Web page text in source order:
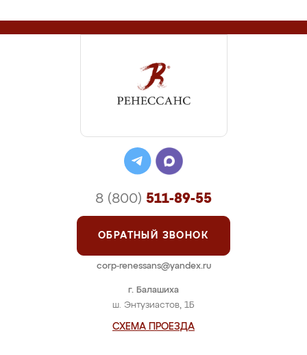
г. Балашиха
ш. Энтузиастов, 1Б
СХЕМА ПРОЕЗДА
8 (800) 511-89-55
ОБРАТНЫЙ ЗВОНОК
corp-renessans@yandex.ru